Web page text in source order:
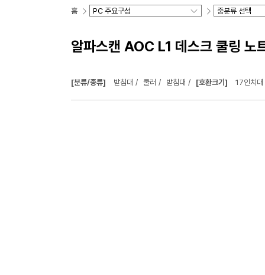
홈
알파스캔 AOC L1 데스크 쿨링 노
[분류/종류] 받침대 쿨러 받침대 [호환크기] 17인치대